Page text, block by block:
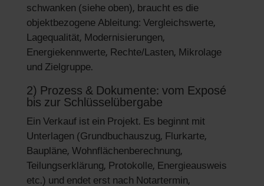
schwanken (siehe oben), braucht es die
objektbezogene Ableitung: Vergleichswerte,
Lagequalität, Modernisierungen,
Energiekennwerte, Rechte/Lasten, Mikrolage
und Zielgruppe.
2) Prozess & Dokumente: vom Exposé
bis zur Schlüsselübergabe
Ein Verkauf ist ein Projekt. Es beginnt mit
Unterlagen (Grundbuchauszug, Flurkarte,
Baupläne, Wohnflächenberechnung,
Teilungserklärung, Protokolle, Energieausweis
etc.) und endet erst nach Notartermin,